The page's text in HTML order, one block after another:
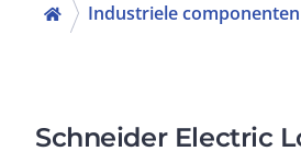
Industriele componenten
Schneider Electric